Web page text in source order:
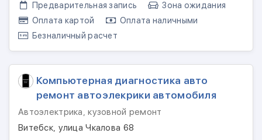
Предварительная запись
Зона ожидания
Оплата картой
Оплата наличными
Безналичный расчет
Компьютерная диагностика авто
ремонт автоэлекрики автомобиля
Автоэлектрика, кузовной ремонт
Витебск, улица Чкалова 68